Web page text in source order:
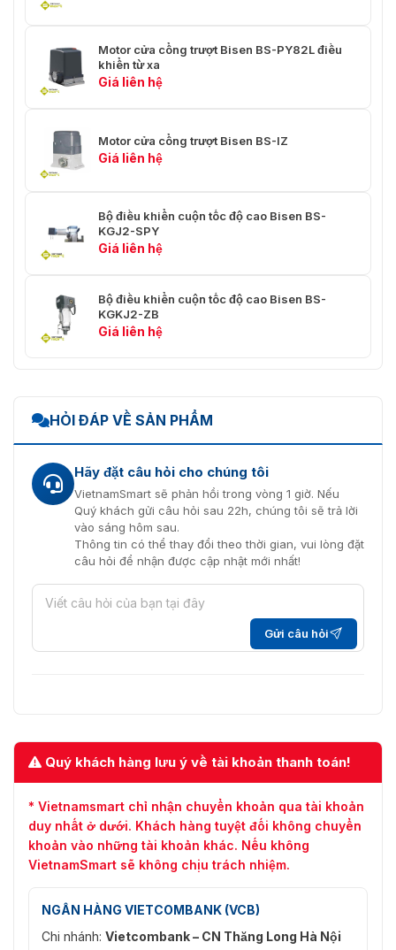
Motor cửa cổng trượt Bisen BS-PY82L điều
khiển từ xa
Giá liên hệ
Motor cửa cổng trượt Bisen BS-IZ
Giá liên hệ
Bộ điều khiển cuộn tốc độ cao Bisen BS-
KGJ2-SPY
Giá liên hệ
Bộ điều khiển cuộn tốc độ cao Bisen BS-
KGKJ2-ZB
Giá liên hệ
HỎI ĐÁP VỀ SẢN PHẨM
Hãy đặt câu hỏi cho chúng tôi
VietnamSmart sẽ phản hồi trong vòng 1 giờ. Nếu
Quý khách gửi câu hỏi sau 22h, chúng tôi sẽ trả lời
vào sáng hôm sau.
Thông tin có thể thay đổi theo thời gian, vui lòng đặt
câu hỏi để nhận được cập nhật mới nhất!
Gửi câu hỏi
Quý khách hàng lưu ý về tài khoản thanh toán!
* Vietnamsmart chỉ nhận chuyển khoản qua tài khoản
duy nhất ở dưới. Khách hàng tuyệt đối không chuyển
khoản vào những tài khoản khác. Nếu không
VietnamSmart sẽ không chịu trách nhiệm.
NGÂN HÀNG VIETCOMBANK (VCB)
Chi nhánh: Vietcombank – CN Thăng Long Hà Nội